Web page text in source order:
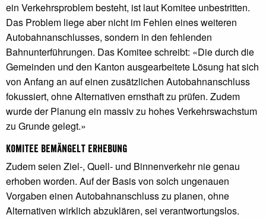
ein Verkehrsproblem besteht, ist laut Komitee unbestritten.
Das Problem liege aber nicht im Fehlen eines weiteren
Autobahnanschlusses, sondern in den fehlenden
Bahnunterführungen. Das Komitee schreibt: «Die durch die
Gemeinden und den Kanton ausgearbeitete Lösung hat sich
von Anfang an auf einen zusätzlichen Autobahnanschluss
fokussiert, ohne Alternativen ernsthaft zu prüfen. Zudem
wurde der Planung ein massiv zu hohes Verkehrswachstum
zu Grunde gelegt.»
Komitee bemängelt Erhebung
Zudem seien Ziel-, Quell- und Binnenverkehr nie genau
erhoben worden. Auf der Basis von solch ungenauen
Vorgaben einen Autobahnanschluss zu planen, ohne
Alternativen wirklich abzuklären, sei verantwortungslos.